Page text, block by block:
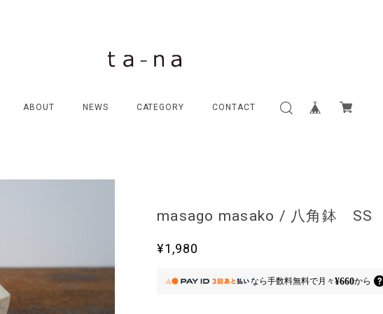
ABOUT NEWS CATEGORY CONTACT
masago masako / 八角鉢 SS
¥1,980
なら手数料無料で月々¥660から